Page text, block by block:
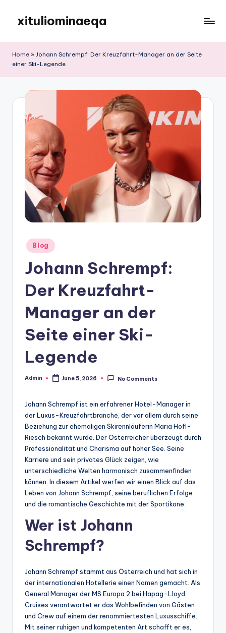
content
xituliominaeqa
Home » Johann Schrempf: Der Kreuzfahrt-Manager an der Seite
einer Ski-Legende
Posted
in
Blog
Johann Schrempf:
Der Kreuzfahrt-
Manager an der
Seite einer Ski-
Legende
Posted
Admin June 5, 2026 No Comments
Johann Schrempf ist ein erfahrener Hotel-Manager in
der Luxus-Kreuzfahrtbranche, der vor allem durch seine
Beziehung zur ehemaligen Skirennläuferin Maria Höfl-
Riesch bekannt wurde. Der Österreicher überzeugt durch
Professionalität und Charisma auf hoher See. Seine
Karriere und sein privates Glück zeigen, wie
unterschiedliche Welten harmonisch zusammenfinden
können. In diesem Artikel werfen wir einen Blick auf das
Leben von Johann Schrempf, seine beruflichen Erfolge
und die romantische Geschichte mit der Sportikone.
Wer ist Johann
Schrempf?
Johann Schrempf stammt aus Österreich und hat sich in
der internationalen Hotellerie einen Namen gemacht. Als
General Manager der MS Europa 2 bei Hapag-Lloyd
Cruises verantwortet er das Wohlbefinden von Gästen
und Crew auf einem der renommiertesten Luxusschiffe.
Mit seiner ruhigen und kompetenten Art schafft er es,